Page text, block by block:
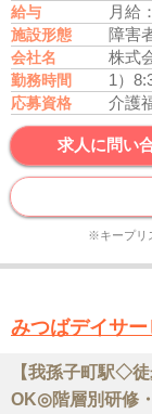
給与 月給
施設形態 障害
会社名 株式
勤務時間 1）
応募資格
求人に問い
※キープリ
みつばデイサ
【我孫子町駅◇
OK◎階層別研修